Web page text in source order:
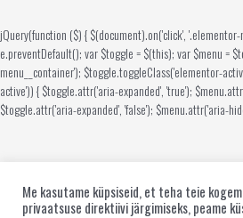
Me kasutame küpsiseid, et teha teie
privaatsuse direktiivi järgimiseks, peame
jQuery(function ($) { $(document).on('click',
e.preventDefault(); var $toggle = $(this); var $menu =
menu__container'); $toggle.toggleClass('elementor-
active')) { $toggle.attr('aria-expanded', 'true');
$toggle.attr('aria-expanded', 'false'); $menu.attr('aria-